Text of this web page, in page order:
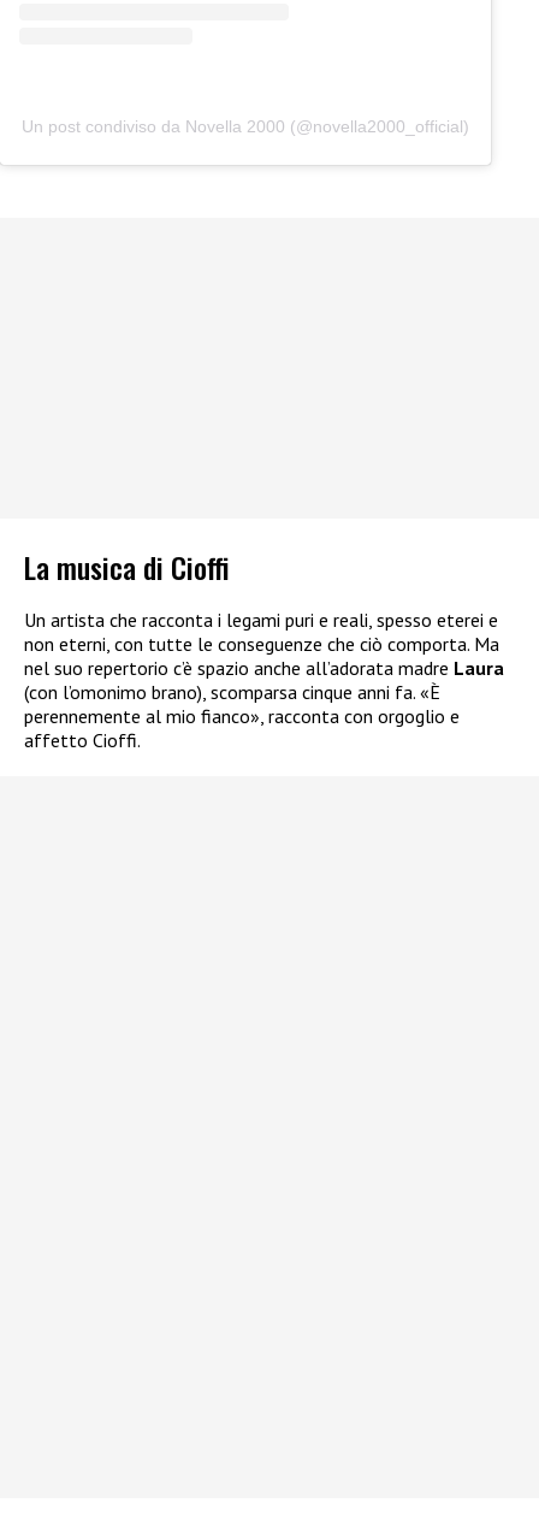
Un post condiviso da Novella 2000 (@novella2000_official)
La musica di Cioffi
Un artista che racconta i legami puri e reali, spesso eterei e
non eterni, con tutte le conseguenze che ciò comporta. Ma
nel suo repertorio c’è spazio anche all’adorata madre Laura
(con l’omonimo brano), scomparsa cinque anni fa. «È
perennemente al mio fianco», racconta con orgoglio e
affetto Cioffi.